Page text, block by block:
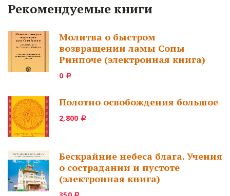
Рекомендуемые книги
Молитва о быстром
возвращении ламы Сопы
Ринпоче (электронная книга)
0 Р
Полотно освобождения большое
2,800 Р
Бескрайние небеса блага. Учения
о сострадании и пустоте
(электронная книга)